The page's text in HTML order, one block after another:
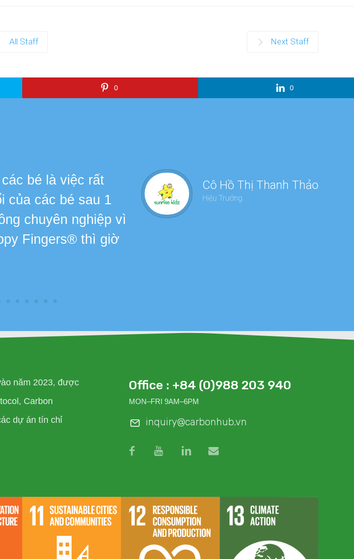
All Staff Next Staff
0 0
Cô Hồ Thị Thanh Thảo
Hiệu Trưởng
bé là việc rất
của các bé sau 1
chuyên nghiệp vì
Fingers® thì giờ
năm 2023, được
Carbon
dự án tín chỉ
Office : +84 (0)988 203 940
MON–FRI 9AM–6PM
inquiry@carbonhub.vn